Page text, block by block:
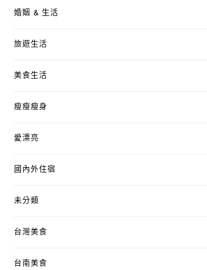
婚姻 & 生活
旅遊生活
美食生活
瘦瘦瘦身
愛漂亮
國內外住宿
未分類
台灣美食
台南美食